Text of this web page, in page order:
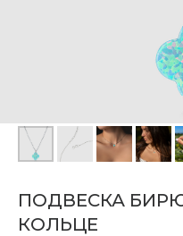
ПОДВЕСКА
КОЛЬЦЕ